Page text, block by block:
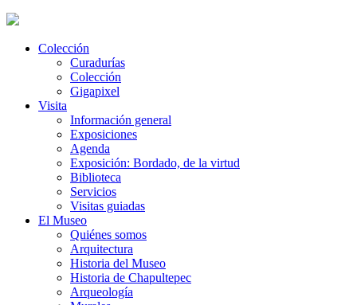
Colección
Curadurías
Colección
Gigapixel
Visita
Información general
Exposiciones
Agenda
Exposición: Bordado, de la virtud
Biblioteca
Servicios
Visitas guiadas
El Museo
Quiénes somos
Arquitectura
Historia del Museo
Historia de Chapultepec
Arqueología